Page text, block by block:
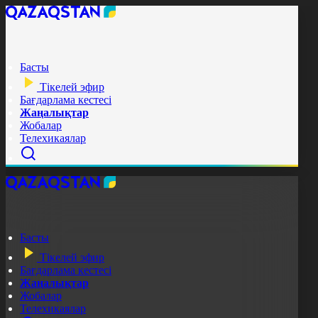
Басты
Тікелей эфир
Бағдарлама кестесі
Жаңалықтар
Жобалар
Телехикаялар
Басты
Тікелей эфир
Бағдарлама кестесі
Жаңалықтар
Жобалар
Телехикаялар